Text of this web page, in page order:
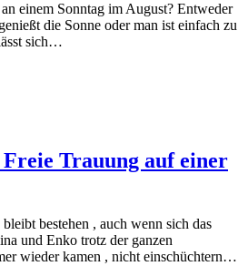
einem Sonntag im August? Entweder
die Sonne oder man ist einfach zu
sich…
Trauung auf einer
bestehen , auch wenn sich das
und Enko trotz der ganzen
wieder kamen , nicht einschüchtern…